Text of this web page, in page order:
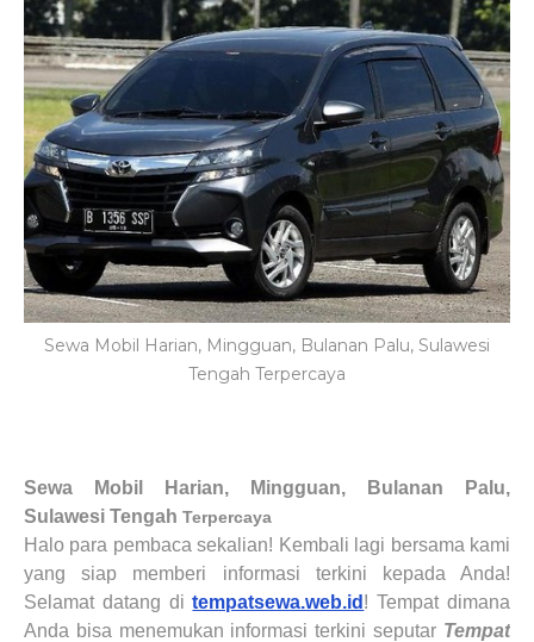
Sewa Mobil Harian, Mingguan, Bulanan Palu, Sulawesi
Tengah Terpercaya
Sewa Mobil Harian, Mingguan, Bulanan Palu,
Sulawesi Tengah Terpercaya
Halo para pembaca sekalian! Kembali lagi bersama kami
yang siap memberi informasi terkini kepada Anda!
Selamat datang ditempatsewa.web.id ! Tempat dimana
Anda bisa menemukan informasi terkini seputar Tempat